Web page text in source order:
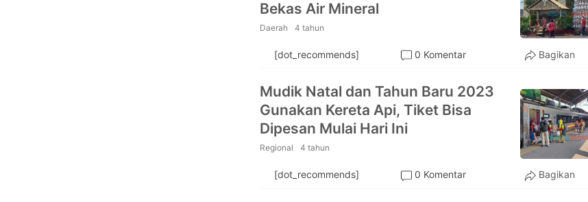
Bekas Air Mineral
Daerah 4 tahun
[dot_recommends] 0 Komentar Bagikan
Mudik Natal dan Tahun Baru 2023
Gunakan Kereta Api, Tiket Bisa
Dipesan Mulai Hari Ini
Regional 4 tahun
[dot_recommends] 0 Komentar Bagikan